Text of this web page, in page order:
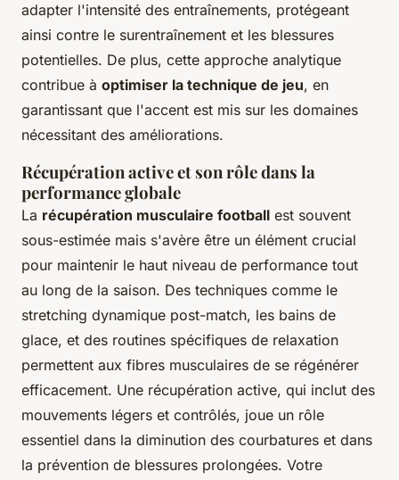
adapter l'intensité des entraînements, protégeant
ainsi contre le surentraînement et les blessures
potentielles. De plus, cette approche analytique
contribue à optimiser la technique de jeu, en
garantissant que l'accent est mis sur les domaines
nécessitant des améliorations.
Récupération active et son rôle dans la
performance globale
La récupération musculaire football est souvent
sous-estimée mais s'avère être un élément crucial
pour maintenir le haut niveau de performance tout
au long de la saison. Des techniques comme le
stretching dynamique post-match, les bains de
glace, et des routines spécifiques de relaxation
permettent aux fibres musculaires de se régénérer
efficacement. Une récupération active, qui inclut des
mouvements légers et contrôlés, joue un rôle
essentiel dans la diminution des courbatures et dans
la prévention de blessures prolongées. Votre